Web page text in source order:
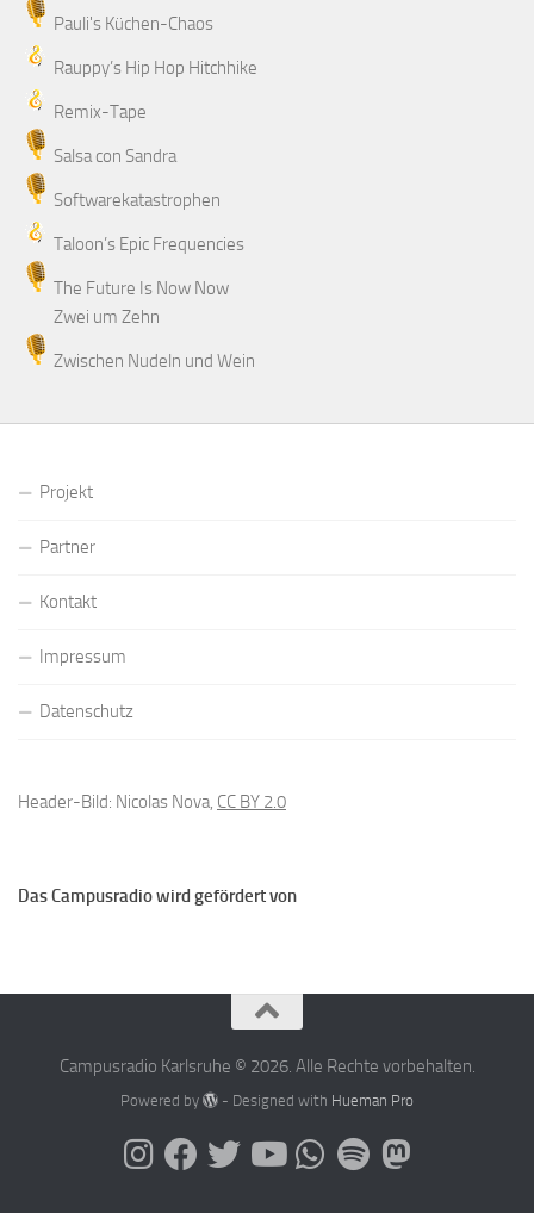
Pauli's Küchen-Chaos
Rauppy’s Hip Hop Hitchhike
Remix-Tape
Salsa con Sandra
Softwarekatastrophen
Taloon’s Epic Frequencies
The Future Is Now Now
Zwei um Zehn
Zwischen Nudeln und Wein
Projekt
Partner
Kontakt
Impressum
Datenschutz
Header-Bild: Nicolas Nova, CC BY 2.0
Das Campusradio wird gefördert von
Campusradio Karlsruhe © 2026. Alle Rechte vorbehalten.
Powered by - Designed with Hueman Pro